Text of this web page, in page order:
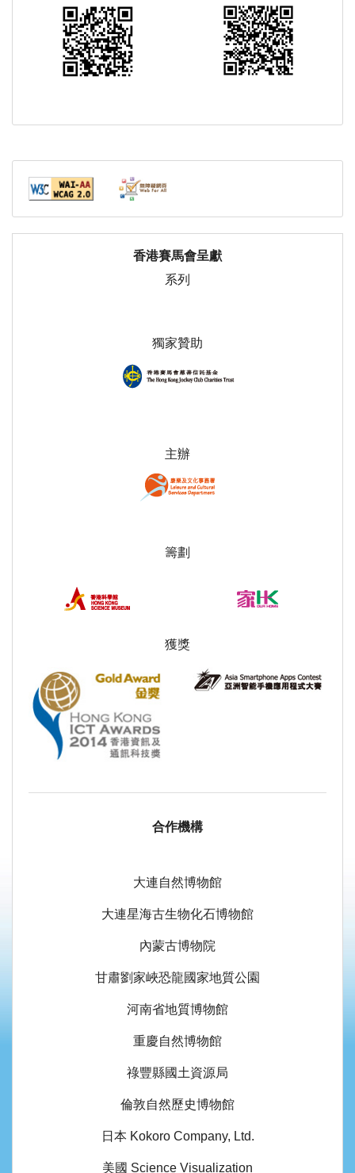
香港賽馬會呈獻
系列
獨家贊助
主辦
籌劃
獲獎
合作機構
大連自然博物館
大連星海古生物化石博物館
內蒙古博物院
甘肅劉家峽恐龍國家地質公園
河南省地質博物館
重慶自然博物館
祿豐縣國土資源局
倫敦自然歷史博物館
日本 Kokoro Company, Ltd.
美國 Science Visualization